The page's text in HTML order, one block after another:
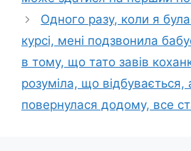
Одного разу, коли я
курсі, мені подзвонила
в тому, що тато завів
розуміла, що відбувається,
повернулася додому, все